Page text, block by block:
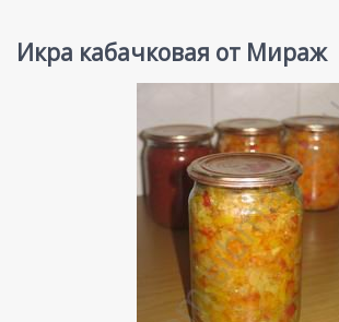
Икра кабачковая от Мираж